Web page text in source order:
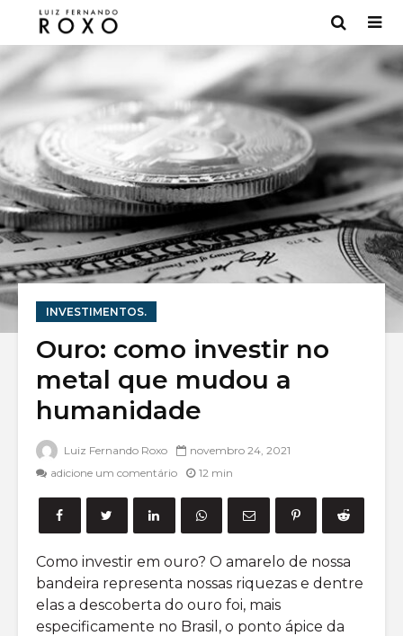
INVESTIMENTOS.
Ouro: como investir no
metal que mudou a
humanidade
Luiz Fernando Roxo
novembro 24, 2021
adicione um comentário
12 min
Como investir em ouro? O amarelo de nossa
bandeira representa nossas riquezas e dentre
elas a descoberta do ouro foi, mais
especificamente no Brasil, o ponto ápice da
Bancos digitais:
7 melhores [Lista
2022]
Mercado de
como funciona e
investir
O que são
proventos?
Entenda de uma
vez por todas
Opções
saiba
a